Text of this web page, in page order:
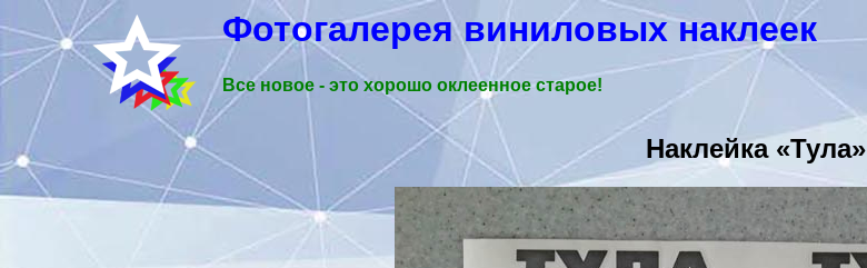
Фотогалерея виниловых наклеек
Все новое - это хорошо оклеенное старое!
Наклейка «Тула»